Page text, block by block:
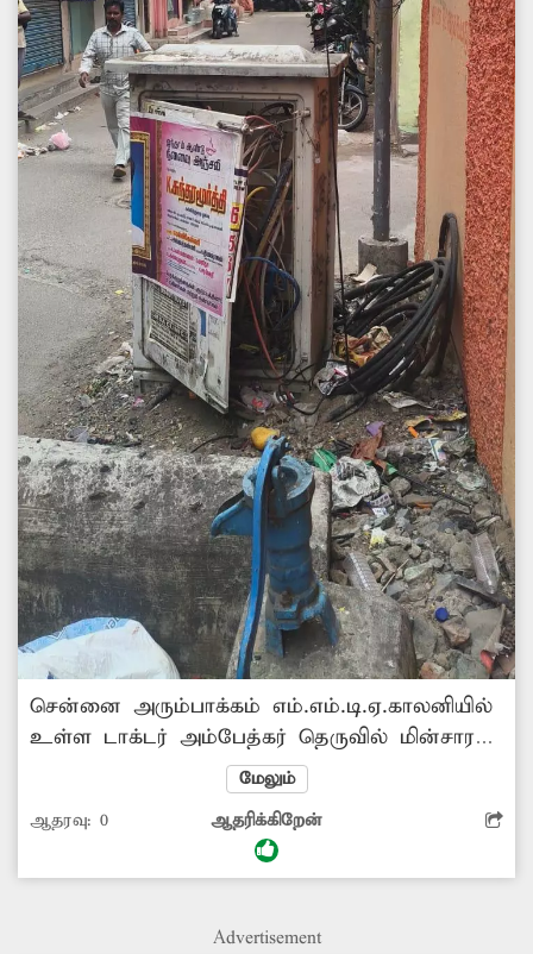
சென்னை அரும்பாக்கம் எம்.எம்.டி.ஏ.காலனியில்
உள்ள டாக்டர் அம்பேத்கர் தெருவில் மின்சார
பெட்டி ஒன்று தரைமட்டத்தில் உள்ளது.
மழைக்காலங்களில் மழைநீர் சாலையில்
தேங்குவதால், மின்சார பெட்டியில் மின்கசவு
ஏற்படும் நிலை உள்ளது. இந்த பகுதியில்
வசிப்பதால் அனைவரும் மழைக்காலங்களில்
மேலும்
ஆதரவு: 0 ஆதரிக்கிறேன்
Advertisement